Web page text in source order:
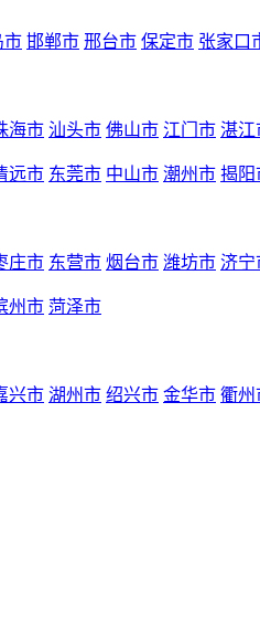
市 邯郸市 邢台市 保定市 张家口
海市 汕头市 佛山市 江门市 湛江
远市 东莞市 中山市 潮州市 揭阳
庄市 东营市 烟台市 潍坊市 济宁
州市 菏泽市
兴市 湖州市 绍兴市 金华市 衢州